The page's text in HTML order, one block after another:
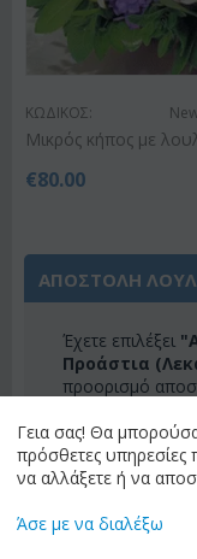
ΚΩΔΙΚΟΣ:
Μικρός κήπος με
€80.00
ΑΠΟΣΤΟΛΗ
Έχετε επιλέξει
Προάστια
προορισμό
προορισμού" για
για τον
Γεια σας! Θα
πρόσθετες
να αλλάξετε ή να
Άσε με να διαλέξω